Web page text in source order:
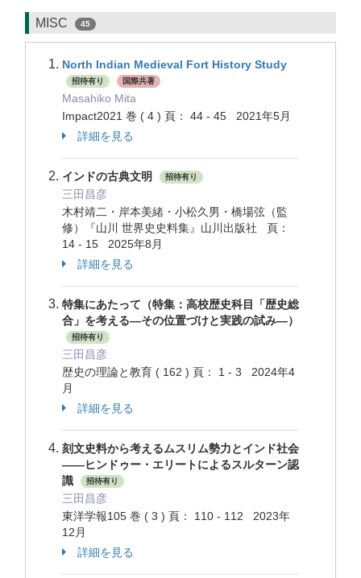
MISC 45
North Indian Medieval Fort History Study
招待有り 国際共著
Masahiko Mita
Impact2021 巻 ( 4 ) 頁： 44 - 45 2021年5月
詳細を見る
インドの古典文明 招待有り
三田昌彦
木村靖二・岸本美緒・小松久男・橋場弦（監
修）『山川 世界史史料集』山川出版社 頁：
14 - 15 2025年8月
詳細を見る
特集にあたって（特集：高校歴史科目「歴史総
合」を考える―その位置づけと実践の試み―）
招待有り
三田昌彦
歴史の理論と教育 ( 162 ) 頁： 1 - 3 2024年4
月
詳細を見る
刻文史料から考えるムスリム勢力とインド社会
——ヒンドゥー・エリートによるスルターン認
識
招待有り
三田昌彦
東洋学報105 巻 ( 3 ) 頁： 110 - 112 2023年
12月
詳細を見る